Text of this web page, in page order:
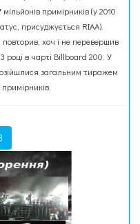
примірників (у 2010
присуджується RIAA).
хоч і не перевершив
році в чарті Billboard 200. У
загальним тиражем